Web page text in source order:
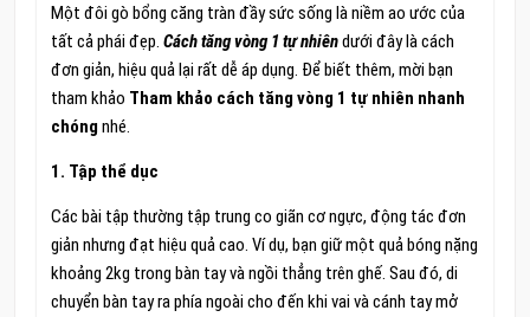
Một đôi gò bổng căng tràn đầy sức sống là niềm ao ước của
tất cả phái đẹp. Cách tăng vòng 1 tự nhiêndưới đây là cách
đơn giản, hiệu quả lại rất dễ áp dụng. Để biết thêm, mời bạn
tham khảo Tham khảo cách tăng vòng 1 tự nhiên nhanh
chóngnhé.
1. Tập thể dục
Các bài tập thường tập trung co giãn cơ ngực, động tác đơn
giản nhưng đạt hiệu quả cao. Ví dụ, bạn giữ một quả bóng nặng
khoảng 2kg trong bàn tay và ngồi thẳng trên ghế. Sau đó, di
chuyển bàn tay ra phía ngoài cho đến khi vai và cánh tay mở